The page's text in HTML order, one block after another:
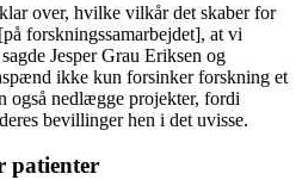
over, hvilke vilkår det skaber for
forskningssamarbejdet], at vi
Jesper Grau Eriksen og
ikke kun forsinker forskning et
også nedlægge projekter, fordi
bevillinger hen i det uvisse.
patienter